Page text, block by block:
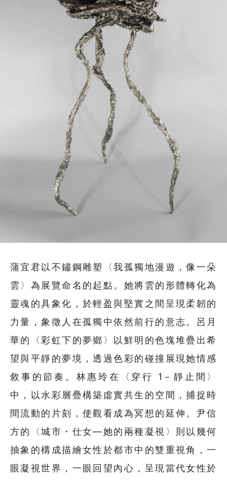
蒲宜君以不鏽鋼雕塑〈我孤獨地漫遊，像一朵
雲〉為展覽命名的起點。她將雲的形體轉化為
靈魂的具象化，於輕盈與堅實之間呈現柔韌的
力量，象徵人在孤獨中依然前行的意志。呂月
華的〈彩虹下的夢鄉〉以鮮明的色塊堆疊出希
望與平靜的夢境，透過色彩的碰撞展現她情感
敘事的節奏。林惠玲在〈穿行 1－靜止間〉
中，以水彩層疊構築虛實共生的空間，捕捉時
間流動的片刻，使觀看成為冥想的延伸。尹信
方的〈城市・仕女—她的兩種凝視〉則以幾何
抽象的構成描繪女性於都市中的雙重視角，一
眼凝視世界，一眼回望內心，呈現當代女性於